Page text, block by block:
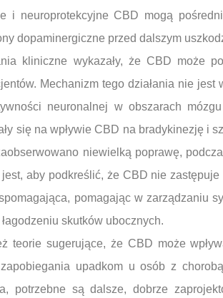
i neuroprotekcyjne CBD mogą
dopaminergiczne przed dalszym
kliniczne wykazały, że CBD może
Mechanizm tego działania nie jest
neuronalnej w obszarach
się na wpływie CBD na bradykinezję i
niewielką poprawę,
aby podkreślić, że CBD nie
pomagając w zarządzaniu
skutków ubocznych.
teorie sugerujące, że CBD może
upadkom u osób z
potrzebne są dalsze, dobrze